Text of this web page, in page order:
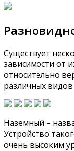
Существует
зависимости от
относительно
различных
Наземный –
Устройство
очень высоким